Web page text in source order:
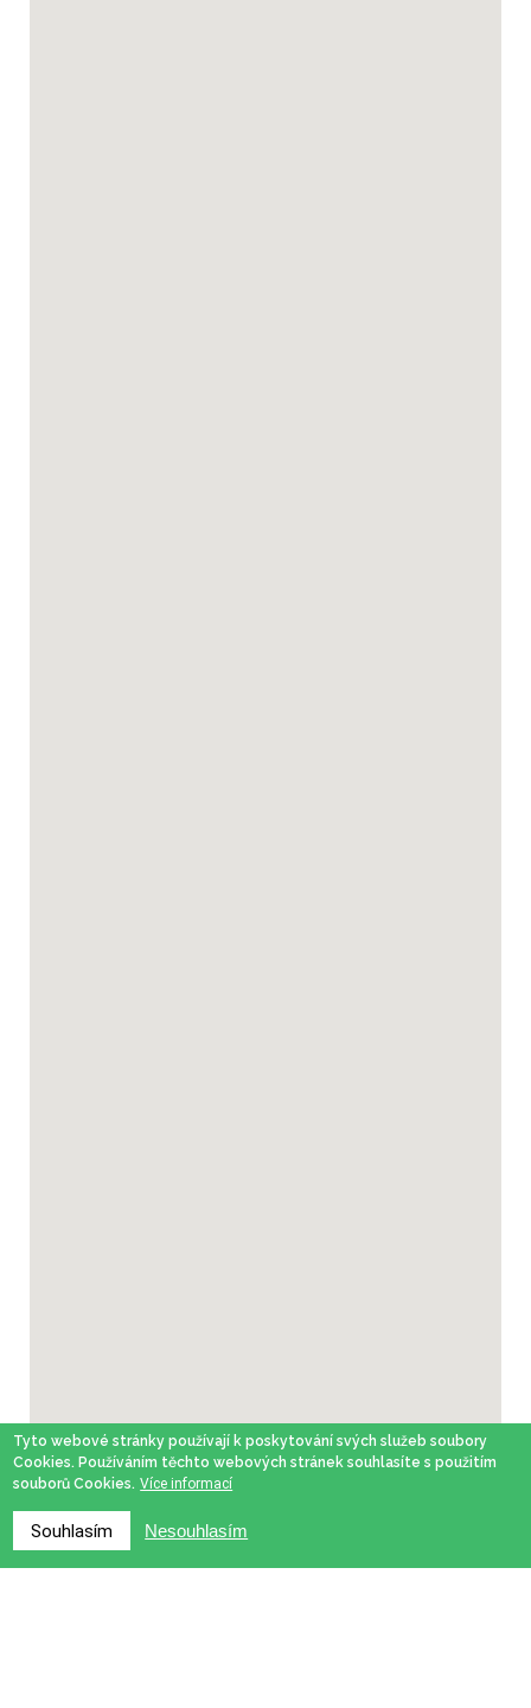
Tyto webové stránky používají k poskytování svých služeb soubory
Cookies. Používáním těchto webových stránek souhlasíte s použitím
souborů Cookies. Více informací
Souhlasím Nesouhlasím